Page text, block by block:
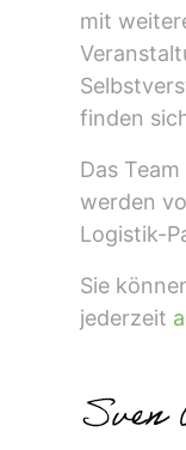
mit
finden
Das
werden
Logistik-
Sie
jederzeit